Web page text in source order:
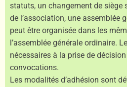
statuts, un changement de
de l’association, une assemblée
peut être organisée dans les
l’assemblée générale ordinaire.
nécessaires à la prise de
convocations.
Les modalités d’adhésion sont